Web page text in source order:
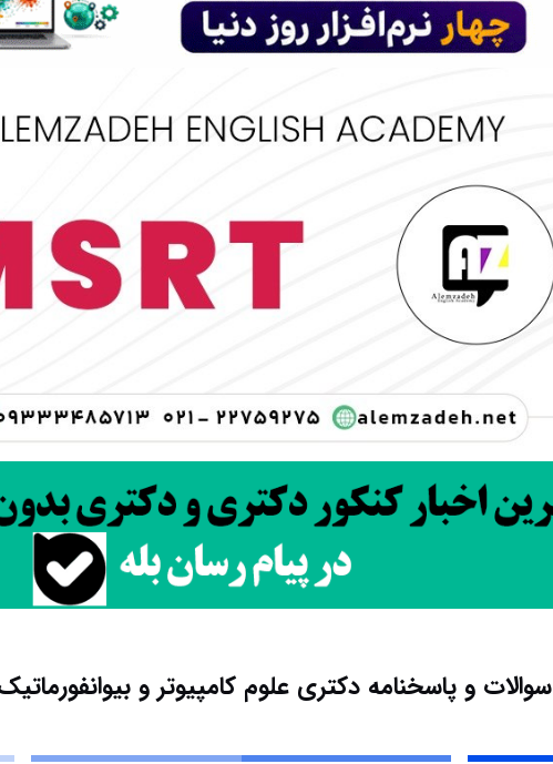
سوالات و پاسخنامه دکتری علوم کامپیوتر و بیوانفورماتیک